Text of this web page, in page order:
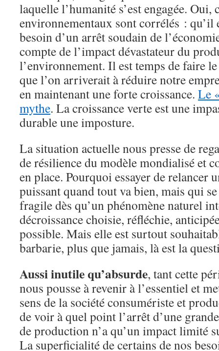
laquelle l’humanité s’est engagée. Oui,
environnementaux sont corrélés : qu’il
besoin d’un arrêt soudain de
compte de l’impact dévastateur du
l’environnement. Il est temps de faire
que l’on arriverait à réduire notre
en maintenant une forte croissance. Le
mythe. La croissance verte est une
durable une imposture.
La situation actuelle nous presse de
de résilience du modèle mondialisé et
en place. Pourquoi essayer de relancer
puissant quand tout va bien, mais qui
fragile dès qu’un phénomène naturel
décroissance choisie, réfléchie,
possible. Mais elle est surtout
barbarie, plus que jamais, là est la
Aussi inutile qu’absurde, tant cette
nous pousse à revenir à l’essentiel et
sens de la société consumériste et
de voir à quel point l’arrêt d’une
de production n’a qu’un impact limité
La superficialité de certains de nos